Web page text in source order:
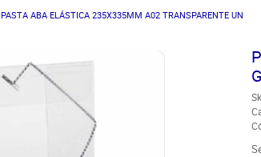
PASTA ABA ELÁSTICA 235X335MM A02 TRANSPARENTE UN